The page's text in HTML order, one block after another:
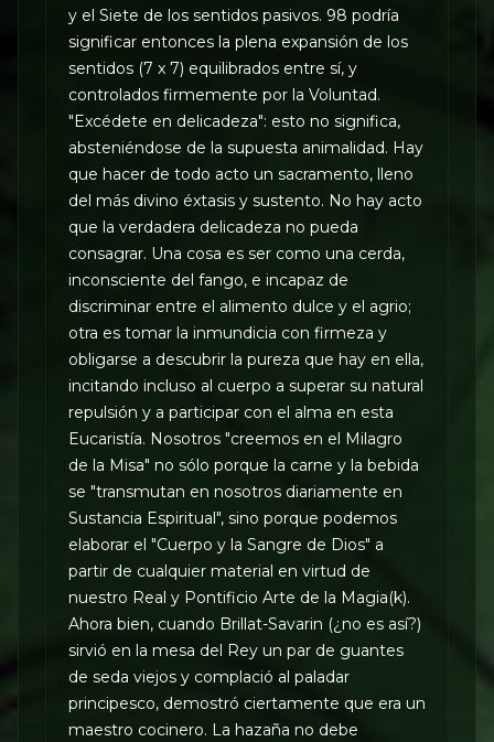
y el Siete de los sentidos pasivos. 98 podría
significar entonces la plena expansión de los
sentidos (7 x 7) equilibrados entre sí, y
controlados firmemente por la Voluntad.
"Excédete en delicadeza": esto no significa,
absteniéndose de la supuesta animalidad. Hay
que hacer de todo acto un sacramento, lleno
del más divino éxtasis y sustento. No hay acto
que la verdadera delicadeza no pueda
consagrar. Una cosa es ser como una cerda,
inconsciente del fango, e incapaz de
discriminar entre el alimento dulce y el agrio;
otra es tomar la inmundicia con firmeza y
obligarse a descubrir la pureza que hay en ella,
incitando incluso al cuerpo a superar su natural
repulsión y a participar con el alma en esta
Eucaristía. Nosotros "creemos en el Milagro
de la Misa" no sólo porque la carne y la bebida
se "transmutan en nosotros diariamente en
Sustancia Espiritual", sino porque podemos
elaborar el "Cuerpo y la Sangre de Dios" a
partir de cualquier material en virtud de
nuestro Real y Pontificio Arte de la Magia(k).
Ahora bien, cuando Brillat-Savarin (¿no es así?)
sirvió en la mesa del Rey un par de guantes
de seda viejos y complació al paladar
principesco, demostró ciertamente que era un
maestro cocinero. La hazaña no debe